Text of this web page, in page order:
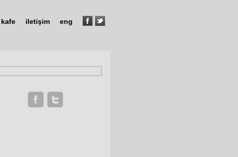
kafe iletişim eng